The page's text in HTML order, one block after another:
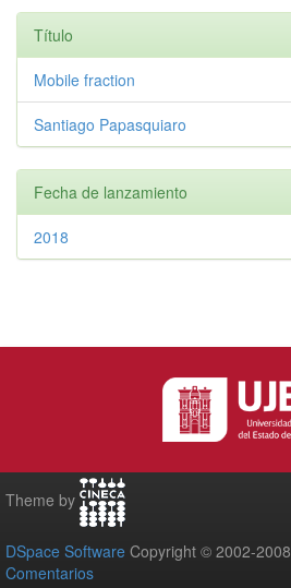
Título
Mobile fraction
Santiago Papasquiaro
Fecha de lanzamiento
2018
Theme by
DSpace Software Copyright © 2002-2008
Comentarios